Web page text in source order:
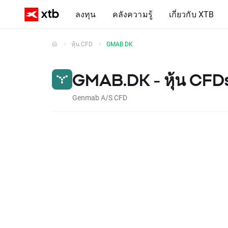
ลงทุน คลังความรู้ เกี่ยวกับ XTB
หุ้น CFD GMAB.DK
GMAB.DK - หุ้น
Genmab A/S CFD